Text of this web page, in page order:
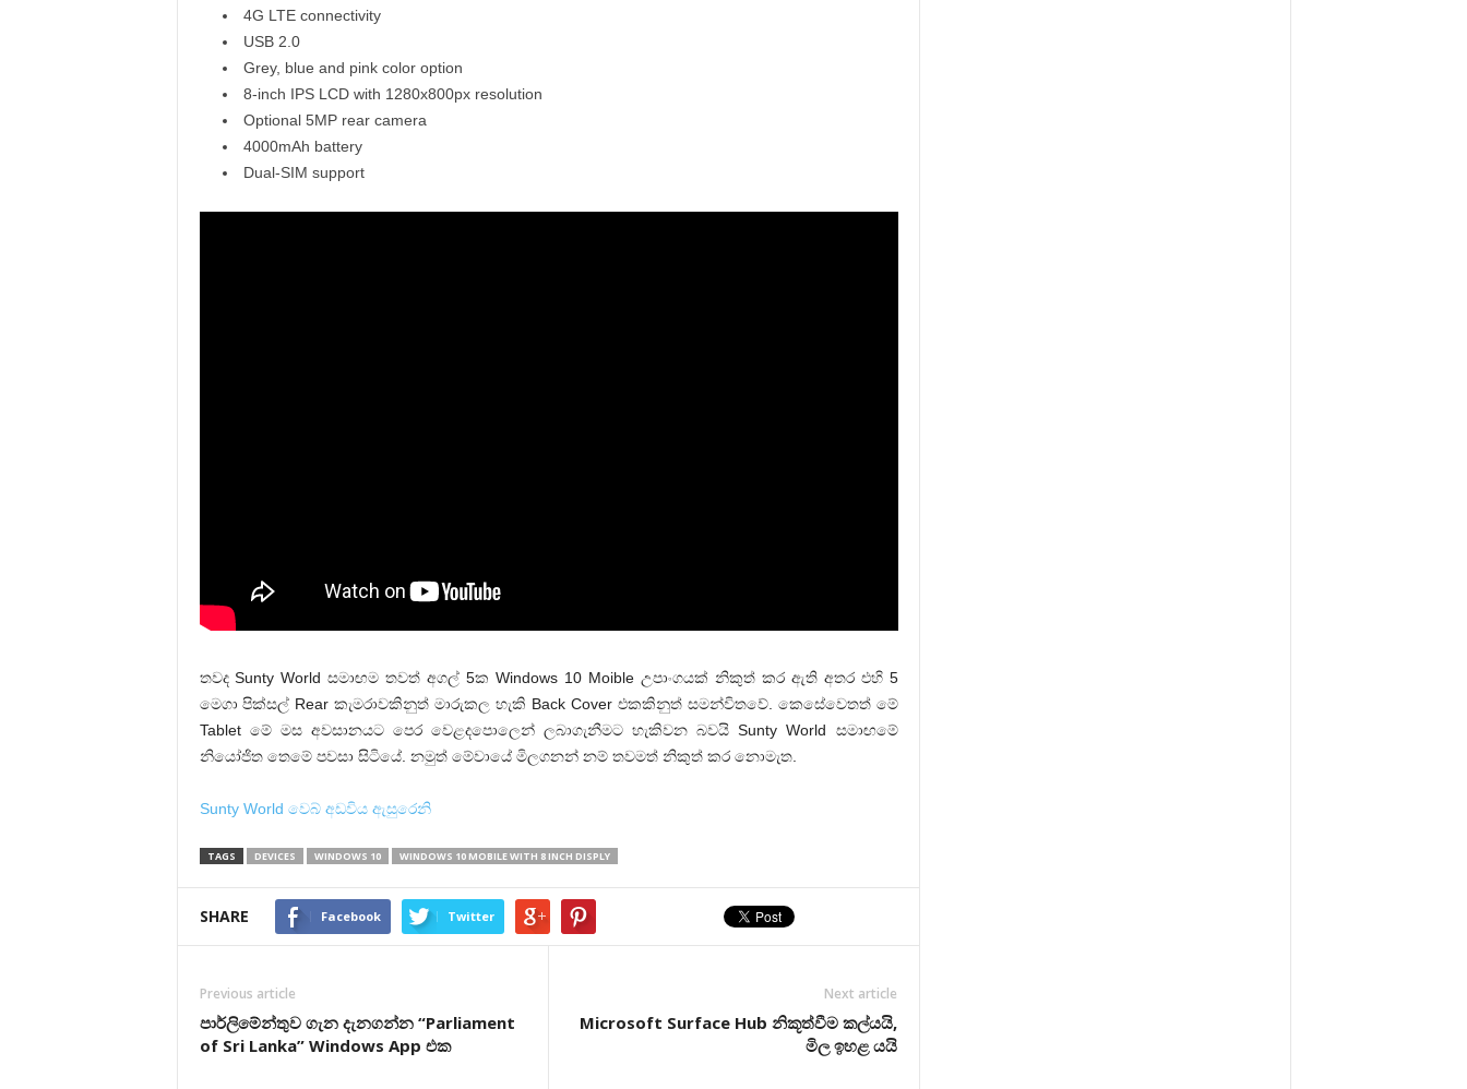
4G LTE connectivity
USB 2.0
Grey, blue and pink color option
8-inch IPS LCD with 1280x800px resolution
Optional 5MP rear camera
4000mAh battery
Dual-SIM support
තවද Sunty World සමාඟම තවත් අගල් 5ක Windows 10 Moible උපාංගයක් නිකුත් කර ඇති අතර එහි 5
මෙගා පික්සල් Rear කැමරාවකිනුත් මාරුකල හැකි Back Cover එකකිනුත් සමන්විතවේ. කෙසේවෙතත් මේ
Tablet මේ මස අවසානයට පෙර වෙළදපොලෙන් ලබාගැනීමට හැකිවන බවයි Sunty World සමාඟමේ
නියෝජිත තෙමේ පවසා සිටියේ. නමුත් මේවායේ මිලගනන් නම් තවමත් නිකුත් කර නොමැත.
Sunty World වෙබ් අඩවිය ඇසුරෙනි
TAGS DEVICES WINDOWS 10 WINDOWS 10 MOBILE WITH 8 INCH DISPLY
SHARE Facebook Twitter
Previous article
පාර්ලිමේන්තුව ගැන දැනගන්න “Parliament
of Sri Lanka” Windows App එක
Next article
Microsoft Surface Hub නිකූත්වීම කල්යයි,
මිල ඉහළ යයි